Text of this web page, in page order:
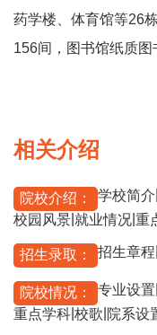
药学楼、体育馆等26
156间，图书馆纸质图
相关介绍
院校介绍： 学校简介
校园风景 就业情况 重
招生录取： 招生章程
院校情况： 专业设置
重点学科 校歌 院系设